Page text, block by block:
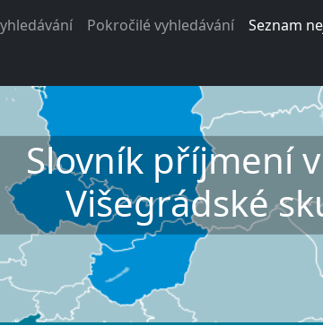
Pokročilé vyhledávání Seznam
Slovník příjmení
Višegrádské